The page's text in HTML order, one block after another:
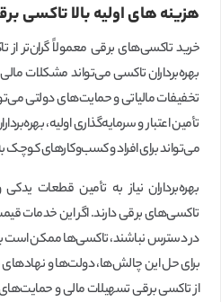
هزینه های اولیه بالا تاکسی
خرید تاکسی‌های برقی معمولاً گران‌تر
بهره‌برداران تاکسی می‌تواند مشکلات
تخفیفات مالیاتی و حمایت‌های دولتی
تأمین اعتبار و سرمایه‌گذاری اولیه،
می‌تواند برای افراد و کسب‌وکارهای
بهره‌برداران نیاز به تأمین قطعات
تاکسی‌های برقی دارند. اگر این خدمات
در دسترس نباشند، تاکسی‌ها ممکن است
برای حل این چالش‌ها، دولت‌ها و نهادهای
از تاکسی برقی تسهیلات مالی و